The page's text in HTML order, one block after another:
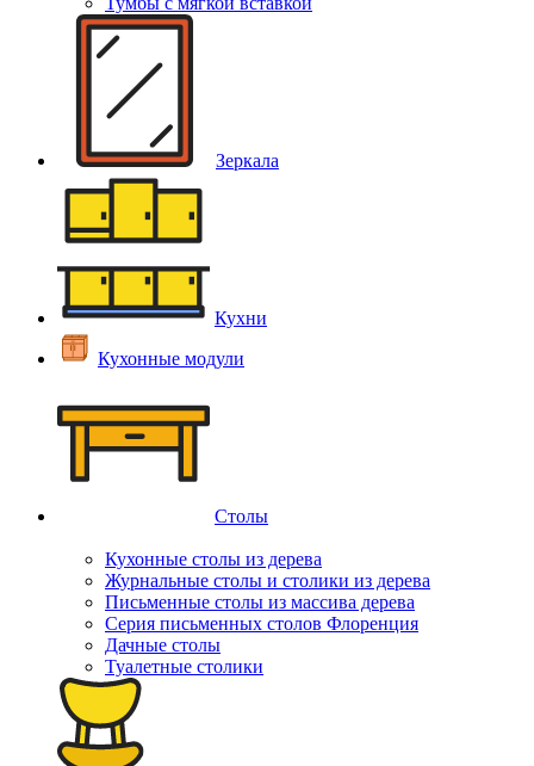
Зеркала
Кухни
Кухонные модули
Столы
Кухонные столы из дерева
Журнальные столы и столики из дерева
Письменные столы из массива дерева
Серия письменных столов Флоренция
Дачные столы
Туалетные столики